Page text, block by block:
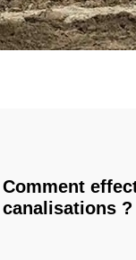
Comment
canalisations ?